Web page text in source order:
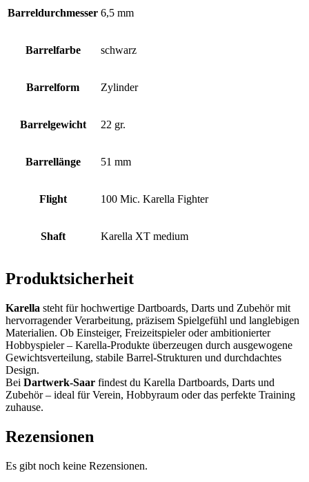
Barreldurchmesser 6,5 mm
Barrelfarbe schwarz
Barrelform Zylinder
Barrelgewicht 22 gr.
Barrellänge 51 mm
Flight 100 Mic. Karella Fighter
Shaft Karella XT medium
Produktsicherheit
Karella steht für hochwertige Dartboards, Darts und Zubehör mit
hervorragender Verarbeitung, präzisem Spielgefühl und langlebigen
Materialien. Ob Einsteiger, Freizeitspieler oder ambitionierter
Hobbyspieler – Karella-Produkte überzeugen durch ausgewogene
Gewichtsverteilung, stabile Barrel-Strukturen und durchdachtes
Design.
Bei Dartwerk-Saar findest du Karella Dartboards, Darts und
Zubehör – ideal für Verein, Hobbyraum oder das perfekte Training
zuhause.
Rezensionen
Es gibt noch keine Rezensionen.